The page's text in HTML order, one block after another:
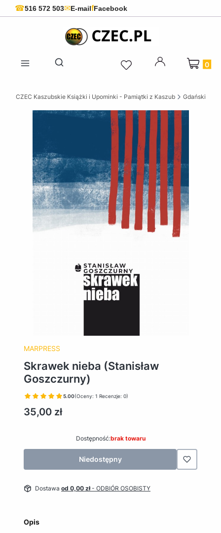
☎516 572 503✉E-mailfFacebook
Otwórz wyszukiwarkę
Produkty
CZEC Kaszubskie Książki i Upominki - Pamiątki z Kaszub Gdańskie
MARPRESS
Skrawek nieba (Stanisław
Goszczurny)
5.00(Oceny: 1 Recenzje: 0)
Cena
35,00 zł
Dostępność:brak towaru
Niedostępny
Dostawa od 0,00 zł- ODBIÓR OSOBISTY
Opis